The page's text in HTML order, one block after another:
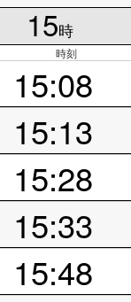
15時
時刻
15:08
15:13
15:28
15:33
15:48